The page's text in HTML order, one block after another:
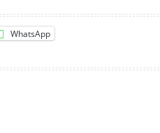
WhatsApp